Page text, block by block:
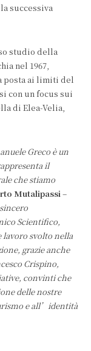
successiva
studio della
nel 1967,
posta ai limiti del
con un focus sui
di Elea-Velia,
Greco è un
il
che stiamo
Mutalipassi–
Scientifico,
svolto nella
grazie anche
Crispino,
convinti che
delle nostre
e all’identità